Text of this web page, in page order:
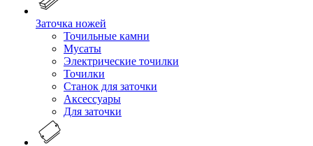
Заточка ножей
Точильные камни
Мусаты
Электрические точилки
Точилки
Станок для заточки
Аксессуары
Для заточки